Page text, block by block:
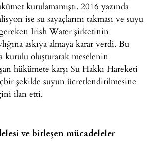
kurulamamıştı. 2016 yazında
ise su sayaçlarını takması ve suyu
Irish Water şirketinin
askıya almaya karar verdi. Bu
kurulu oluşturarak meselenin
hükümete karşı Su Hakkı Hareketi
şekilde suyun ücretlendirilmesine
ilan etti.
ve birleşen mücadeleler